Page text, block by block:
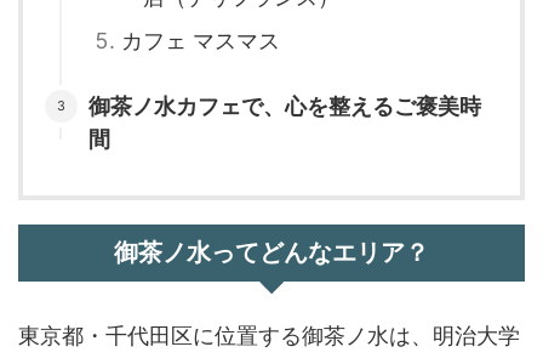
カフェ マスマス
御茶ノ水カフェで、心を整えるご褒美時
間
御茶ノ水ってどんなエリア？
東京都・千代田区に位置する御茶ノ水は、明治大学